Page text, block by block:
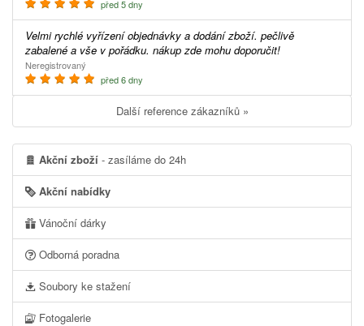
před 5 dny
Velmi rychlé vyřízení objednávky a dodání zboží. pečlivě
zabalené a vše v pořádku. nákup zde mohu doporučit!
Neregistrovaný
před 6 dny
Další reference zákazníků »
Akční zboží - zasíláme do 24h
Akční nabídky
Vánoční dárky
Odborná poradna
Soubory ke stažení
Fotogalerie